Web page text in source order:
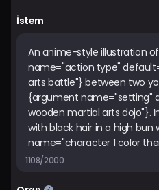
İstem
1108/2000